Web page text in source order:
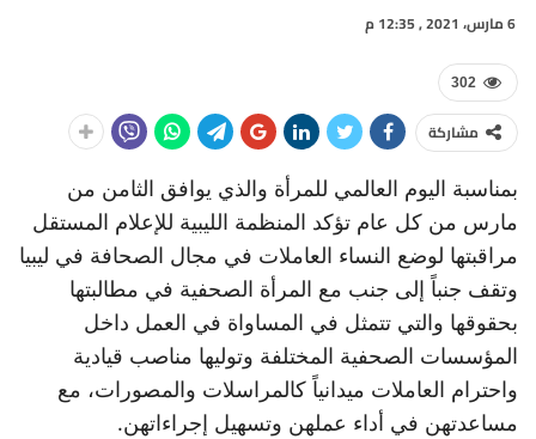
6 مارس، 2021 , 12:35 م
302
مشاركة
بمناسبة اليوم العالمي للمرأة والذي يوافق الثامن من
مارس من كل عام تؤكد المنظمة الليبية للإعلام المستقل
مراقبتها لوضع النساء العاملات في مجال الصحافة في ليبيا
وتقف جنباً إلى جنب مع المرأة الصحفية في مطالبتها
بحقوقها والتي تتمثل في المساواة في العمل داخل
المؤسسات الصحفية المختلفة وتوليها مناصب قيادية
واحترام العاملات ميدانياً كالمراسلات والمصورات، مع
مساعدتهن في أداء عملهن وتسهيل إجراءاتهن.